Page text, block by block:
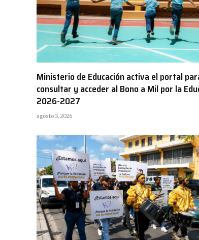
Ministerio de Educación activa el portal
consultar y acceder al Bono a Mil por la
2026-2027
agosto 5, 2026